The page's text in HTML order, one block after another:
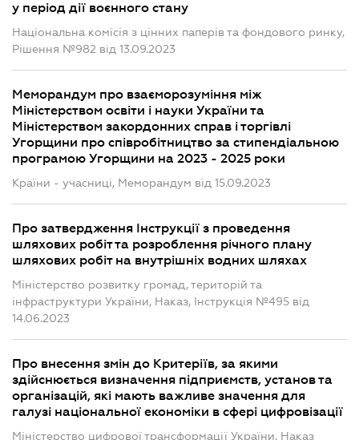
у період дії воєнного стану
Національна комісія з цінних паперів та фондового ринку,
Рішення №982 від 13.09.2023
Меморандум про взаєморозуміння між
Міністерством освіти і науки України та
Міністерством закордонних справ і торгівлі
Угорщини про співробітництво за стипендіальною
програмою Угорщини на 2023 - 2025 роки
Країни - учасниці, Меморандум від 15.09.2023
Про затвердження Інструкції з проведення
шляхових робіт та розроблення річного плану
шляхових робіт на внутрішніх водних шляхах
Міністерство розвитку громад, територій та
інфраструктури України, Наказ, Інструкція №495 від
14.06.2023
Про внесення змін до Критеріїв, за якими
здійснюється визначення підприємств, установ та
організацій, які мають важливе значення для
галузі національної економіки в сфері цифровізації
Міністерство цифрової трансформації України, Наказ